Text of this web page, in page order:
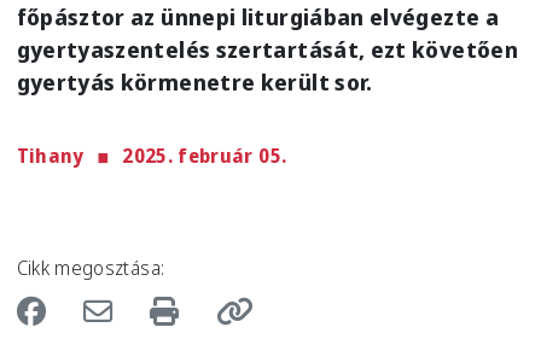
főpásztor az ünnepi liturgiában elvégezte a
gyertyaszentelés szertartását, ezt követően
gyertyás körmenetre került sor.
Tihany 2025. február 05.
Cikk megosztása: